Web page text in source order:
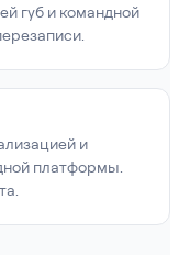
губ и командной
и
платформы.